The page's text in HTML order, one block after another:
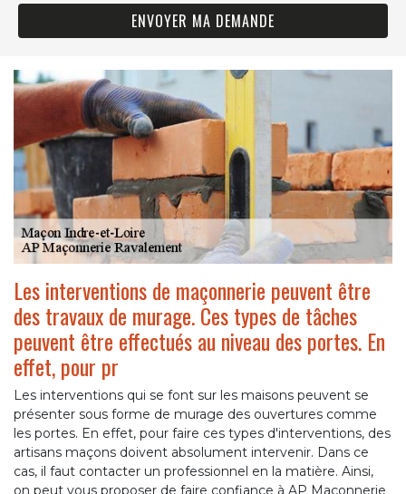
Les interventions de maçonnerie peuvent être
des travaux de murage. Ces types de tâches
peuvent être effectués au niveau des portes. En
effet, pour pr
Les interventions qui se font sur les maisons peuvent se
présenter sous forme de murage des ouvertures comme
les portes. En effet, pour faire ces types d'interventions, des
artisans maçons doivent absolument intervenir. Dans ce
cas, il faut contacter un professionnel en la matière. Ainsi,
on peut vous proposer de faire confiance à AP Maçonnerie